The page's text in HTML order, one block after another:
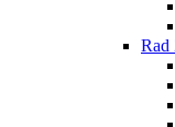
Rad